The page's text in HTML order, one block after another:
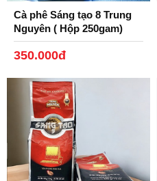
Cà phê Sáng tạo 8 Trung
Nguyên ( Hộp 250gam)
350.000đ